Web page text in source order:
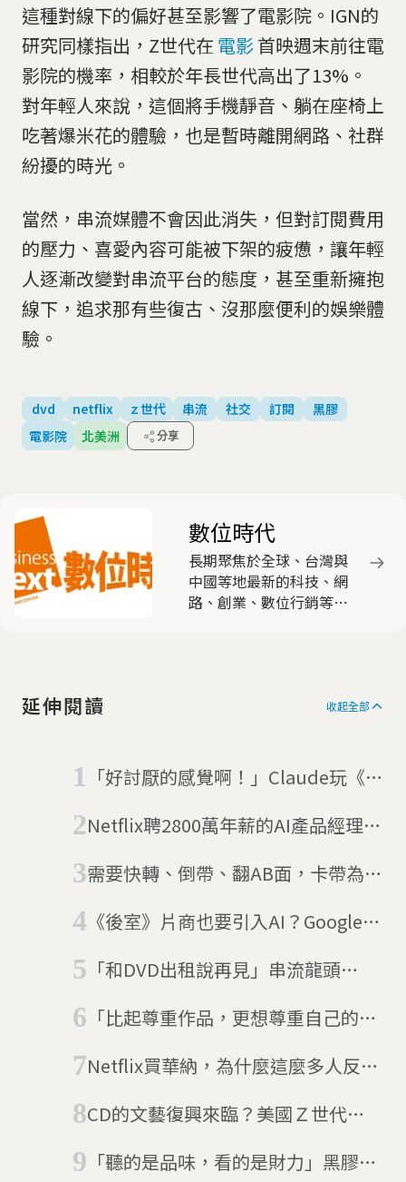
這種對線下的偏好甚至影響了電影院。IGN的
研究同樣指出，Z世代在 電影首映週末前往電
影院的機率，相較於年長世代高出了13%。
對年輕人來說，這個將手機靜音、躺在座椅上
吃著爆米花的體驗，也是暫時離開網路、社群
紛擾的時光。
當然，串流媒體不會因此消失，但對訂閱費用
的壓力、喜愛內容可能被下架的疲憊，讓年輕
人逐漸改變對串流平台的態度，甚至重新擁抱
線下，追求那有些復古、沒那麼便利的娛樂體
驗。
dvd netflix ｚ世代 串流 社交 訂閱
黑膠
電影院
北美洲 分享
數位時代
長期聚焦於全球、台灣與
中國等地最新的科技、網
路、創業、數位行銷等議
延伸閱讀 收起全部
「好討厭的感覺啊！」Claude玩《寶
何愛用遊戲測試AI模型？
Netflix聘2800萬年薪的AI產品經理，
需要快轉、倒帶、翻AB面，卡帶為何
流真實
《後室》片商也要引入AI？Google砸
做小事
「和DVD出租說再見」串流龍頭
「比起尊重作品，更想尊重自己的時
Netflix買華納，為什麼這麼多人反
排隊審查，還有派拉蒙想搶親
CD的文藝復興來臨？美國Ｚ世代
星方式」
「聽的是品味，看的是財力」黑膠唱